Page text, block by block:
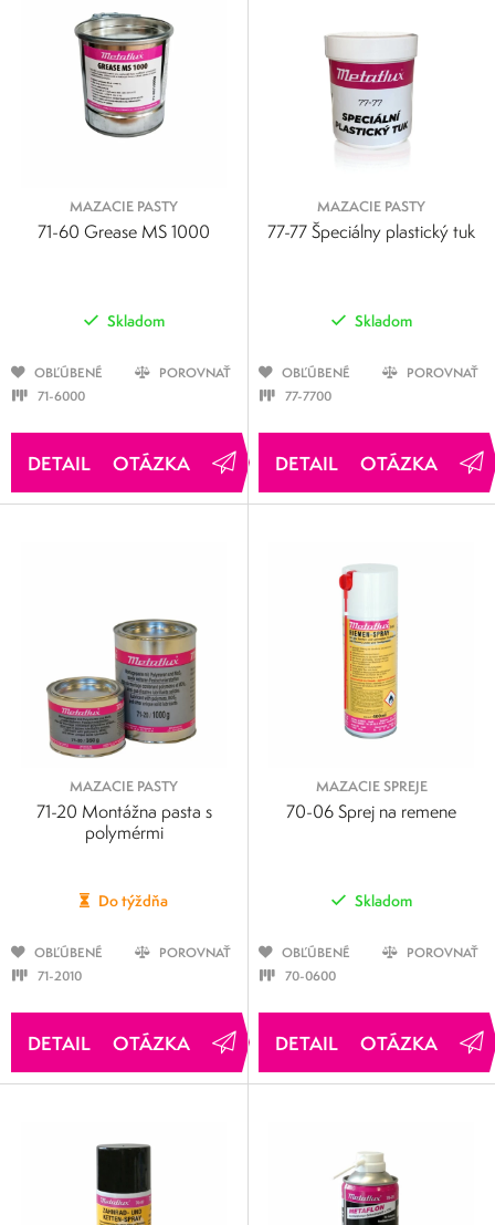
MAZACIE PASTY
71-60 Grease MS 1000
Skladom
OBĽÚBENÉ
POROVNAŤ
71-6000
OTÁZKA
MAZACIE PASTY
77-77 Špeciálny plastický tuk
Skladom
OBĽÚBENÉ
POROVNAŤ
77-7700
OTÁZKA
MAZACIE PASTY
71-20 Montážna pasta s
polymérmi
Do týždňa
OBĽÚBENÉ
POROVNAŤ
71-2010
OTÁZKA
MAZACIE SPREJE
70-06 Sprej na remene
Skladom
OBĽÚBENÉ
POROVNAŤ
70-0600
OTÁZKA